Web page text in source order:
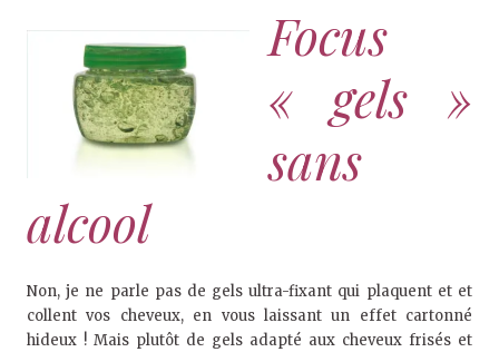
Focus
« gels »
sans
alcool
Non, je ne parle pas de gels ultra-fixant qui plaquent et et
collent vos cheveux, en vous laissant un effet cartonné
hideux ! Mais plutôt de gels adapté aux cheveux frisés et